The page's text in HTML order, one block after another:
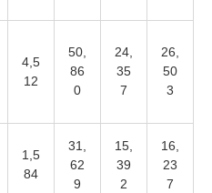
4,5
12
50,
86
0
24,
35
7
26,
50
3
1,5
84
31,
62
9
15,
39
2
16,
23
7